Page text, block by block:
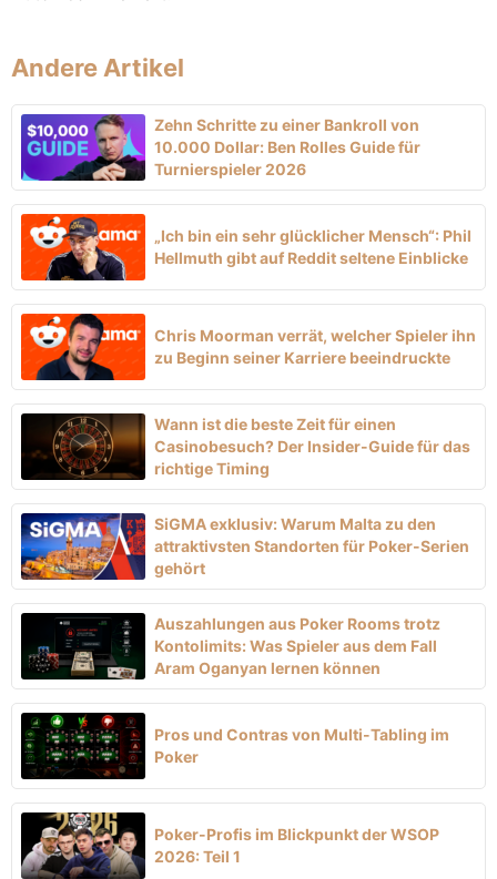
Andere Artikel
Zehn Schritte zu einer Bankroll von
10.000 Dollar: Ben Rolles Guide für
Turnierspieler 2026
„Ich bin ein sehr glücklicher Mensch“: Phil
Hellmuth gibt auf Reddit seltene Einblicke
Chris Moorman verrät, welcher Spieler ihn
zu Beginn seiner Karriere beeindruckte
Wann ist die beste Zeit für einen
Casinobesuch? Der Insider-Guide für das
richtige Timing
SiGMA exklusiv: Warum Malta zu den
attraktivsten Standorten für Poker-Serien
gehört
Auszahlungen aus Poker Rooms trotz
Kontolimits: Was Spieler aus dem Fall
Aram Oganyan lernen können
Pros und Contras von Multi-Tabling im
Poker
Poker-Profis im Blickpunkt der WSOP
2026: Teil 1